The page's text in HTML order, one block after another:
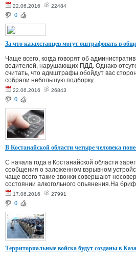
22.06.2016 22484
0
За что казахстанцев могут оштрафовать в
Чаще всего, когда говорят об
водителей, нарушающих ПДД. Однако
считать, что адмштрафы обойдут вас
собрали небольшую подборку...
22.06.2016 26843
0
В Костанайской области четыре человека
С начала года в Костанайской области
сообщения о заложенном взрывном
чаще всего такие звонки совершают
состоянии алкогольного опьянения.На
17.06.2016 27991
0
Территориальные войска будут созданы в